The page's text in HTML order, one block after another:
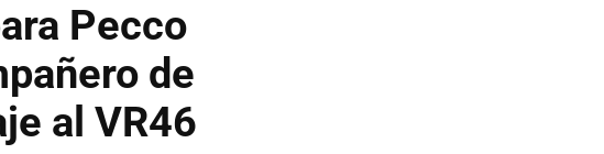
Pecco
de
al VR46